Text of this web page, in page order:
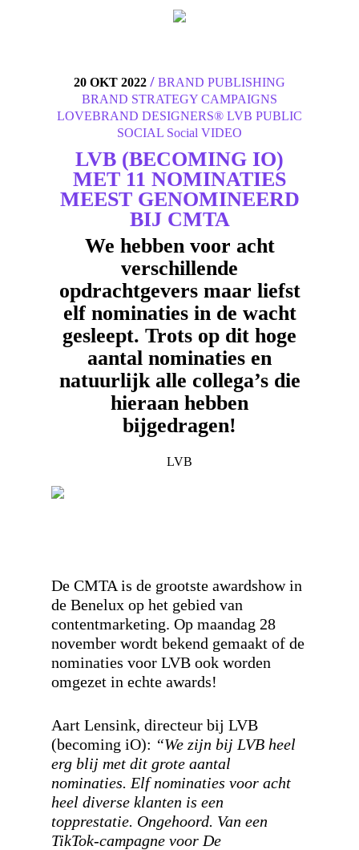
20 OKT 2022 / BRAND PUBLISHING
BRAND STRATEGY CAMPAIGNS
LOVEBRAND DESIGNERS® LVB PUBLIC
SOCIAL Social VIDEO
LVB (BECOMING IO)
MET 11 NOMINATIES
MEEST GENOMINEERD
BIJ CMTA
We hebben voor acht
verschillende
opdrachtgevers maar liefst
elf nominaties in de wacht
gesleept. Trots op dit hoge
aantal nominaties en
natuurlijk alle collega’s die
hieraan hebben
bijgedragen!
LVB
De CMTA is de grootste awardshow in
de Benelux op het gebied van
contentmarketing. Op maandag 28
november wordt bekend gemaakt of de
nominaties voor LVB ook worden
omgezet in echte awards!
Aart Lensink, directeur bij LVB
(becoming iO): “We zijn bij LVB heel
erg blij met dit grote aantal
nominaties. Elf nominaties voor acht
heel diverse klanten is een
topprestatie. Ongehoord. Van een
TikTok-campagne voor De